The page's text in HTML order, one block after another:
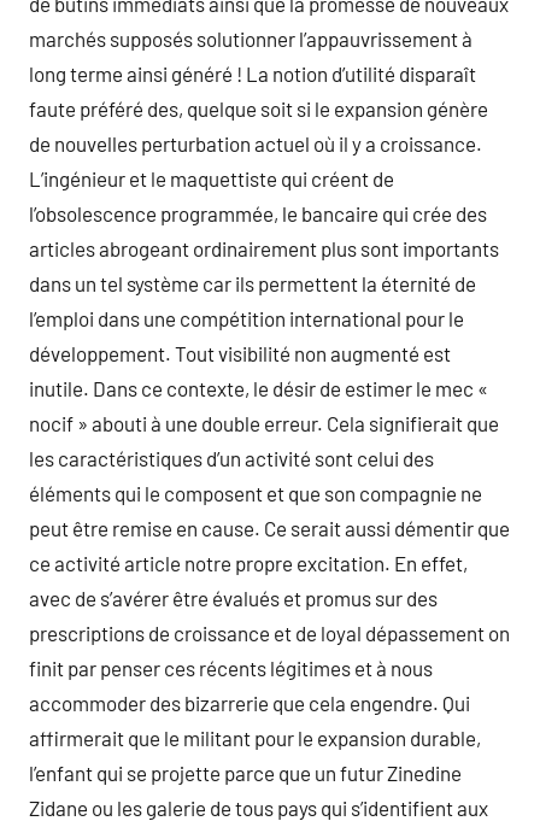
marchés supposés solutionner l’appauvrissement à
long terme ainsi généré ! La notion d’utilité disparaît
faute préféré des, quelque soit si le expansion génère
de nouvelles perturbation actuel où il y a croissance.
L’ingénieur et le maquettiste qui créent de
l’obsolescence programmée, le bancaire qui crée des
articles abrogeant ordinairement plus sont importants
dans un tel système car ils permettent la éternité de
l’emploi dans une compétition international pour le
développement. Tout visibilité non augmenté est
inutile. Dans ce contexte, le désir de estimer le mec «
nocif » abouti à une double erreur. Cela signifierait que
les caractéristiques d’un activité sont celui des
éléments qui le composent et que son compagnie ne
peut être remise en cause. Ce serait aussi démentir que
ce activité article notre propre excitation. En effet,
avec de s’avérer être évalués et promus sur des
prescriptions de croissance et de loyal dépassement on
finit par penser ces récents légitimes et à nous
accommoder des bizarrerie que cela engendre. Qui
affirmerait que le militant pour le expansion durable,
l’enfant qui se projette parce que un futur Zinedine
Zidane ou les galerie de tous pays qui s’identifient aux